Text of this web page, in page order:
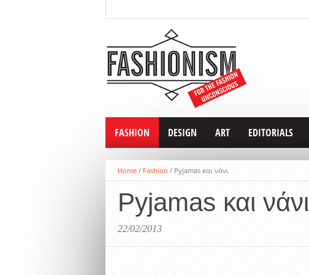
FASHION DESIGN ART EDITORIALS
Home / Fashion / Pyjamas και νάνι
Pyjamas και νάνι
22/02/2013